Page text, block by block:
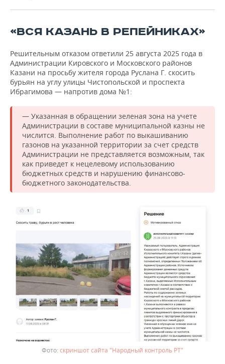
«ВСЯ КАЗАНЬ В РЕПЕЙНИКАХ»
Решительным отказом ответили 25 августа 2025 года в
Администрации Кировского и Московского районов
Казани на просьбу жителя города Руслана Г. скосить
бурьян на углу улицы Чистопольской и проспекта
Ибрагимова — напротив дома №1:
— Указанная в обращении зеленая зона на учете
Администрации в составе муниципальной казны не
числится. Выполнение работ по выкашиванию
газонов на указанной территории за счет средств
Администрации не представляется возможным, так
как приведет к нецелевому использованию
бюджетных средств и нарушению финансово-
бюджетного законодательства.
скриншот сайта "Народный контроль РТ"